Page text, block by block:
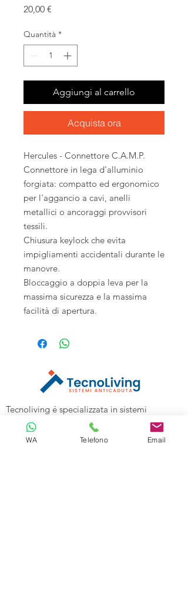
20,00 €
Quantità *
Aggiungi al carrello
Acquista ora
Hercules - Connettore C.A.M.P.
Connettore in lega d'alluminio
forgiata: compatto ed ergonomico
per l'aggancio a cavi, anelli
metallici o ancoraggi provvisori
tessili.
Chiusura keylock che evita
impigliamenti accidentali durante le
manovre.
Bloccaggio a doppia leva per la
massima sicurezza e la massima
facilità di apertura.
Tecnoliving é specializzata in sistemi
anticaduta per lavori in quota, linee vita e
spazi confinati, vendita DPI e corsi di
formazione alle aziende.
WA Telefono Email